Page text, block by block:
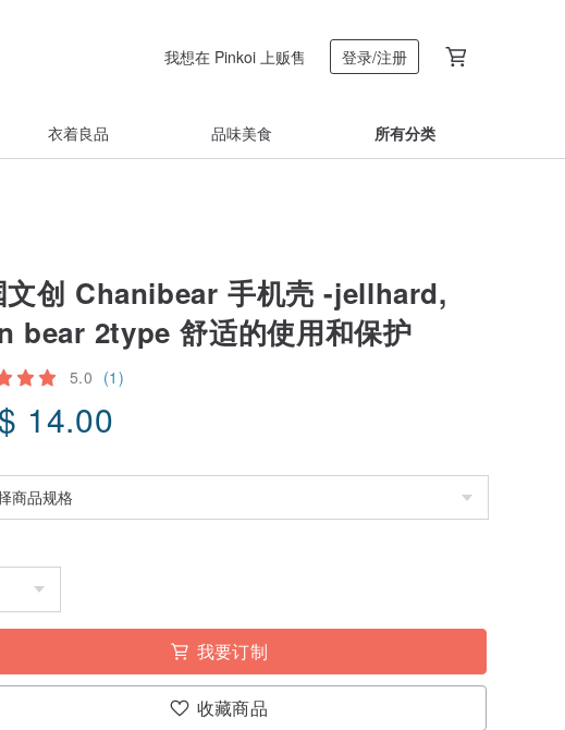
我想在 Pinkoi 上贩售 登录/注册
衣着良品 品味美食 所有分类
文创 Chanibear 手机壳 -jellhard,
bear 2type 舒适的使用和保护
5.0 (1)
14.00
我要订制
收藏商品